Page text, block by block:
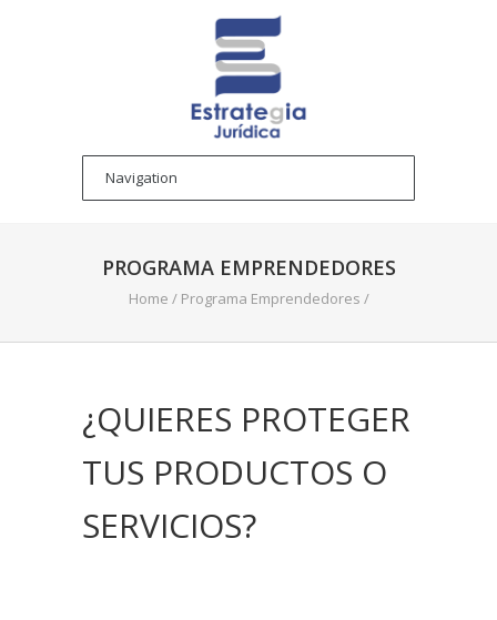
PROGRAMA EMPRENDEDORES
Home / Programa Emprendedores /
¿QUIERES PROTEGER
TUS PRODUCTOS O
SERVICIOS?